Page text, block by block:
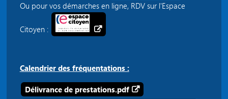
Ou pour vos démarches en ligne, RDV sur l'Espace
Citoyen :
Calendrier des fréquentations :
Délivrance de prestations.pdf